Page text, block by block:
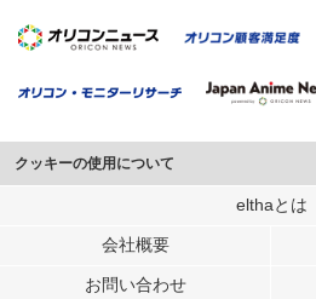
クッキーの使用について
このサイトでは Cookie を使用して、ユーザ
行っています。
メディアや広告配信、データ解析の各パート
elthaとは
会社概要
お問い合わせ